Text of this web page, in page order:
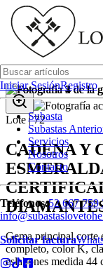
Iniciar SesiónRegistro
Subasta
Subastas
Servicios
Nosotros
Contacto
Teléfonos:52 667 759
Solicitar factura
Lote |72
CADENA Y
Gema principal corte
completo, color K,
eslabones medida 44